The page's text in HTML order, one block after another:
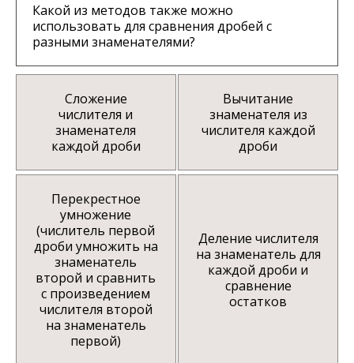
Какой из методов также можно
использовать для сравнения дробей с
разными знаменателями?
Сложение
числителя и
знаменателя
каждой дроби
Вычитание
знаменателя из
числителя каждой
дроби
Перекрестное
умножение
(числитель первой
дроби умножить на
знаменатель
второй и сравнить
с произведением
числителя второй
на знаменатель
первой)
Деление числителя
на знаменатель для
каждой дроби и
сравнение
остатков